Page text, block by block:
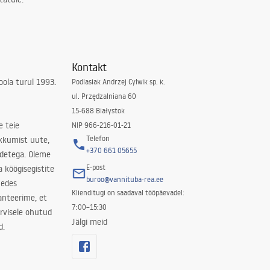
turul 1993.
teie
uute,
Oleme
köögisegistite
et
ohutud
Kontakt
Podlasiak Andrzej Cylwik sp. k.
ul. Przędzalniana 60
15-688 Białystok
NIP 966-216-01-21
Telefon
+370 661 05655
E-post
buroo@vannituba-rea.ee
Klienditugi on saadaval tööpäevadel:
7:00–15:30
Jälgi meid